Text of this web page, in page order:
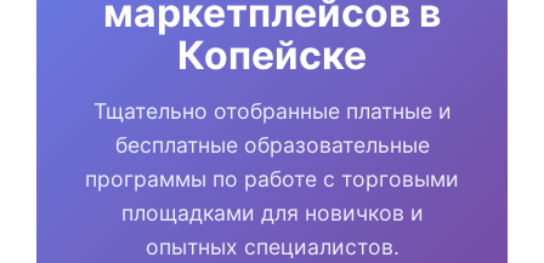
маркетплейсов в
Копейске
Тщательно отобранные платные и
бесплатные образовательные
программы по работе с торговыми
площадками для новичков и
опытных специалистов.